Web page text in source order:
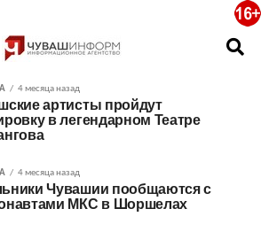
4 месяца назад
артисты пройдут
в легендарном Театре
4 месяца назад
Чувашии пообщаются с
МКС в Шоршелах